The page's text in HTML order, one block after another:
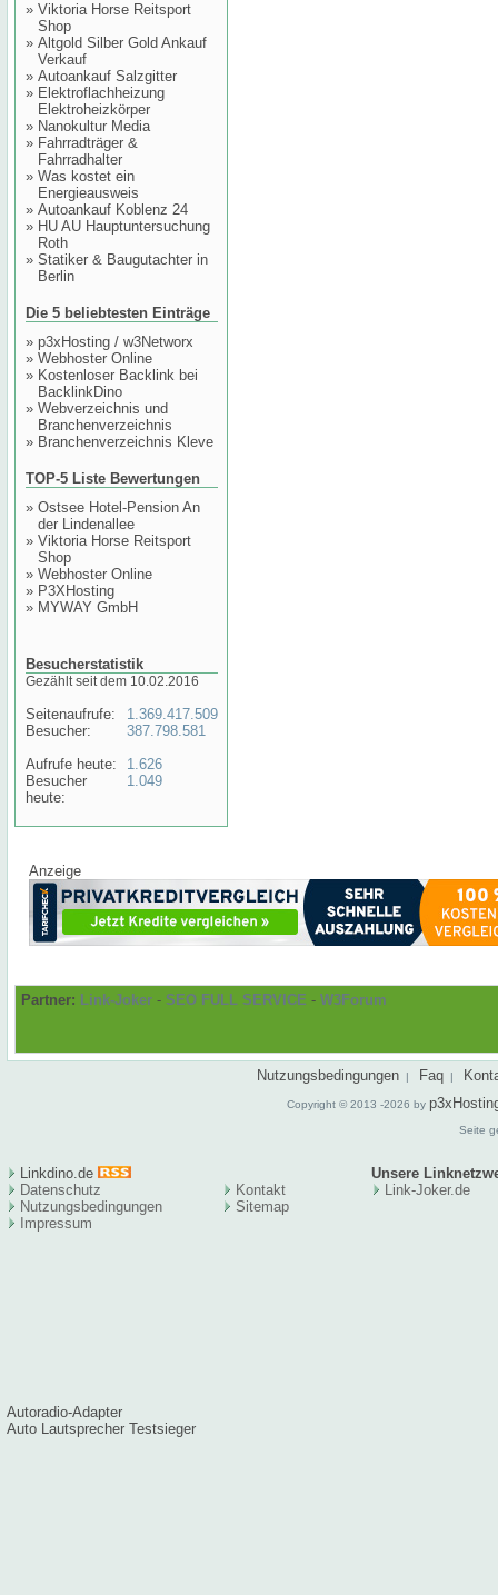
» Viktoria Horse Reitsport
Shop
» Altgold Silber Gold Ankauf
Verkauf
» Autoankauf Salzgitter
» Elektroflachheizung
Elektroheizkörper
» Nanokultur Media
» Fahrradträger &
Fahrradhalter
» Was kostet ein
Energieausweis
» Autoankauf Koblenz 24
» HU AU Hauptuntersuchung
Roth
» Statiker & Baugutachter in
Berlin
Die 5 beliebtesten Einträge
» p3xHosting / w3Networx
» Webhoster Online
» Kostenloser Backlink bei
BacklinkDino
» Webverzeichnis und
Branchenverzeichnis
» Branchenverzeichnis Kleve
TOP-5 Liste Bewertungen
» Ostsee Hotel-Pension An
der Lindenallee
» Viktoria Horse Reitsport
Shop
» Webhoster Online
» P3XHosting
» MYWAY GmbH
Besucherstatistik
Gezählt seit dem 10.02.2016
Seitenaufrufe:
Besucher:
Aufrufe heute:
Besucher
heute:
1.369.417.509
387.798.581
1.626
1.049
Anzeige
Partner: Link-Joker - SEO FULL SERVICE - W3Forum
Nutzungsbedingungen | Faq |
Copyright © 2013 -2026 by
Seite
Linkdino.de
Unsere
Datenschutz
Nutzungsbedingungen
Impressum
Kontakt
Sitemap
Link-Joker.de
Autoradio-Adapter
Auto Lautsprecher Testsieger